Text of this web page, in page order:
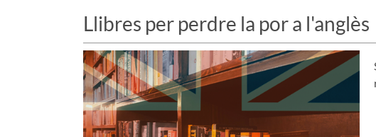
Llibres per perdre la por a l'anglès